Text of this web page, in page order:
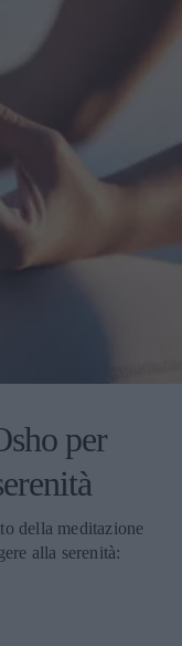
per
della meditazione
alla serenità: